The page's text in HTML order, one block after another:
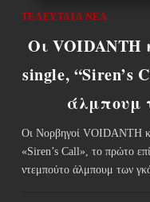
ΤΕΛΕΥΤΑΊΑ ΝΈΑ
Οι VOIDANTH
single, “Siren’s
άλμπουμ
Οι Νορβηγοί VOIDANTH
«Siren’s Call», το πρώτο
ντεμπούτο άλμπουμ των